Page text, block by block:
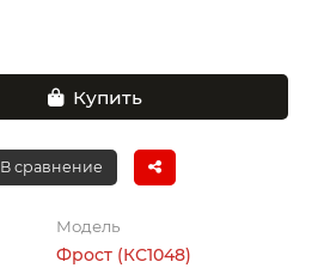
Купить
В сравнение
Модель
Фрост (КС1048)